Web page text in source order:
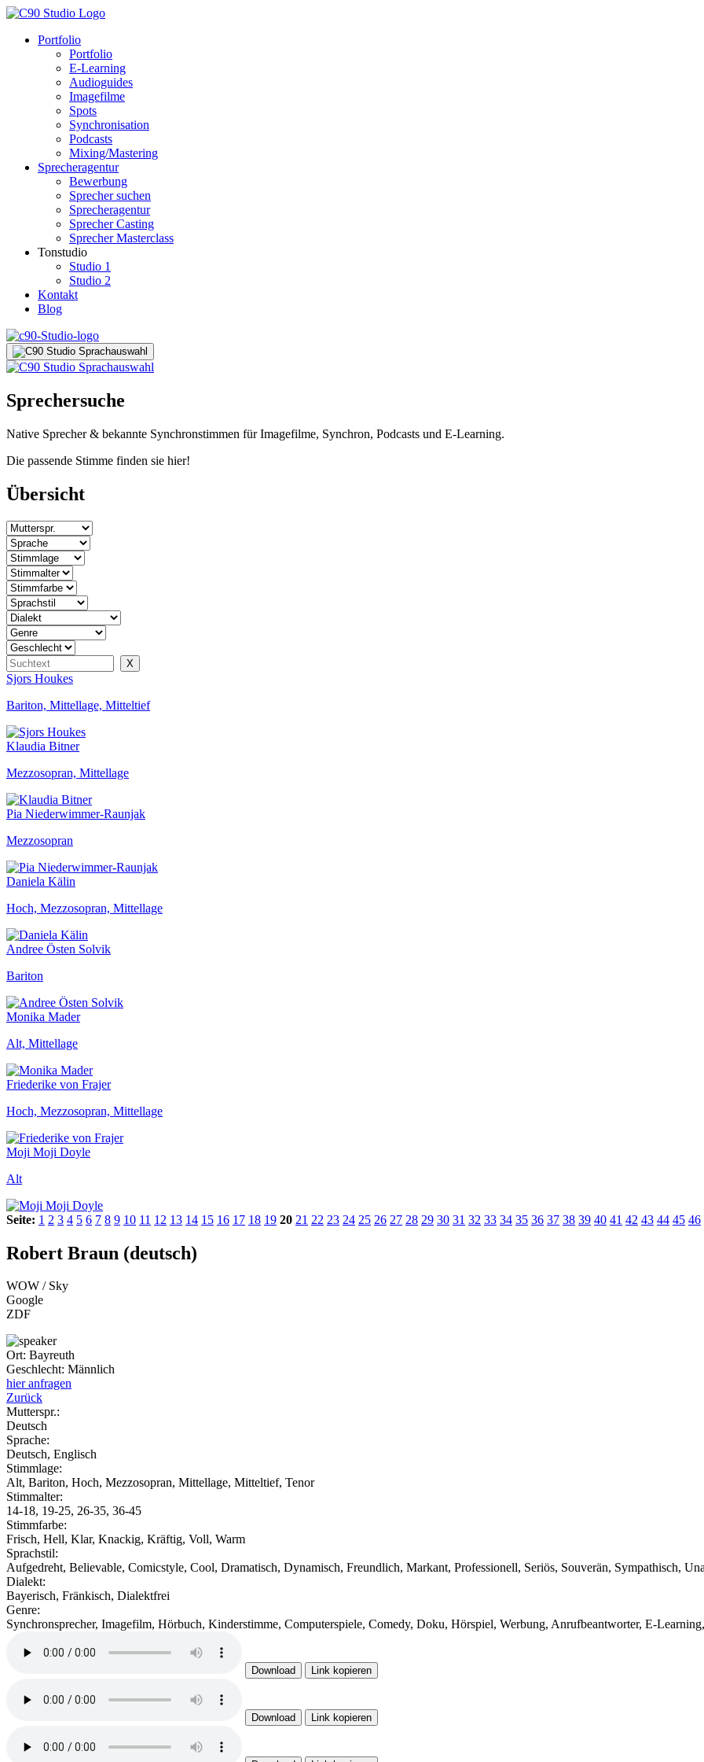
Portfolio
Portfolio
E-Learning
Audioguides
Imagefilme
Spots
Synchronisation
Podcasts
Mixing/Mastering
Sprecheragentur
Bewerbung
Sprecher suchen
Sprecheragentur
Sprecher Casting
Sprecher Masterclass
Tonstudio
Studio 1
Studio 2
Kontakt
Blog
Sprechersuche
Native Sprecher & bekannte Synchronstimmen für Imagefilme, Synchron, Podcasts und E-Learning.
Die passende Stimme finden sie hier!
Übersicht
Sjors Houkes
Bariton, Mittellage, Mitteltief
Klaudia Bitner
Mezzosopran, Mittellage
Pia Niederwimmer-Raunjak
Mezzosopran
Daniela Kälin
Hoch, Mezzosopran, Mittellage
Andree Östen Solvik
Bariton
Monika Mader
Alt, Mittellage
Friederike von Frajer
Hoch, Mezzosopran, Mittellage
Moji Moji Doyle
Alt
Seite: 1 2 3 4 5 6 7 8 9 10 11 12 13 14 15 16 17 18 19 20 21 22 23 24 25 26 27 28 29 30 31 32 33 34 35 36 37 38 39 40 41 42 43 44 45 46
Robert Braun (deutsch)
WOW / Sky
Google
ZDF
Ort: Bayreuth
Geschlecht: Männlich
hier anfragen
Zurück
Mutterspr.:
Deutsch
Sprache:
Deutsch, Englisch
Stimmlage:
Alt, Bariton, Hoch, Mezzosopran, Mittellage, Mitteltief, Tenor
Stimmalter:
14-18, 19-25, 26-35, 36-45
Stimmfarbe:
Frisch, Hell, Klar, Knackig, Kräftig, Voll, Warm
Sprachstil:
Aufgedreht, Believable, Comicstyle, Cool, Dramatisch, Dynamisch, Freundlich, Markant, Professionell, Seriös, Souverän, Sympathisch,
Dialekt:
Bayerisch, Fränkisch, Dialektfrei
Genre:
Synchronsprecher, Imagefilm, Hörbuch, Kinderstimme, Computerspiele, Comedy, Doku, Hörspiel, Werbung, Anrufbeantworter, E-
Download Link kopieren
Download Link kopieren